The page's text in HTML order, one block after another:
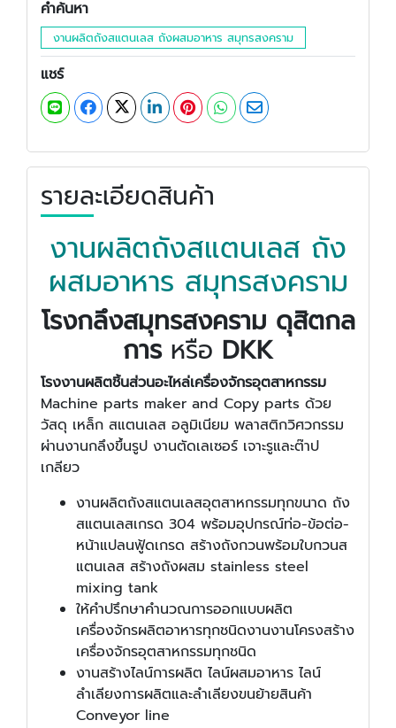
คำค้นหา
งานผลิตถังสแตนเลส ถังผสมอาหาร สมุทรสงคราม
แชร์
รายละเอียดสินค้า
งานผลิตถังสแตนเลส ถัง
ผสมอาหาร สมุทรสงคราม
โรงกลึงสมุทรสงคราม ดุสิตกล
การ หรือ DKK
โรงงานผลิตชิ้นส่วนอะไหล่เครื่องจักรอุตสาหกรรม
Machine parts maker and Copy parts ด้วย
วัสดุ เหล็ก สแตนเลส อลูมิเนียม พลาสติกวิศวกรรม
ผ่านงานกลึงขึ้นรูป งานตัดเลเซอร์ เจาะรูและต๊าป
เกลียว
งานผลิตถังสแตนเลสอุตสาหกรรมทุกขนาด ถัง
สแตนเลสเกรด 304 พร้อมอุปกรณ์ท่อ-ข้อต่อ-
หน้าแปลนฟู้ดเกรด สร้างถังกวนพร้อมใบกวนส
แตนเลส สร้างถังผสม stainless steel
mixing tank
ให้คำปรึกษาคำนวณการออกแบบผลิต
เครื่องจักรผลิตอาหารทุกชนิดงานงานโครงสร้าง
เครื่องจักรอุตสาหกรรมทุกชนิด
งานสร้างไลน์การผลิต ไลน์ผสมอาหาร ไลน์
ลำเลียงการผลิตและลำเลียงขนย้ายสินค้า
Conveyor line